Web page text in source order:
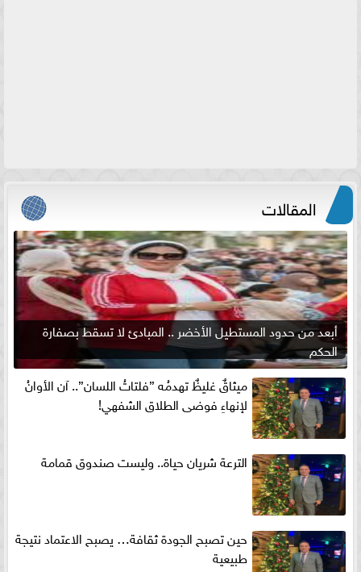
المقالات
أبعد من حدود المستطيل الأخضر .. المبادئ لا تسقط بصفارة
الحكم
ميثاقٌ غليظٌ تهدمُه ”فلتاتُ اللسان”.. آن الأوانُ
لإنهاءِ فوضى الطلاق الشفهي!
الترعة شريان حياة.. وليست صندوق قمامة
حين تصبح الجودة ثقافة… يصبح الاعتماد نتيجة
طبيعية